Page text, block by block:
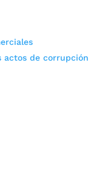
actos de corrupción
cerca de $2 mil
destinado para